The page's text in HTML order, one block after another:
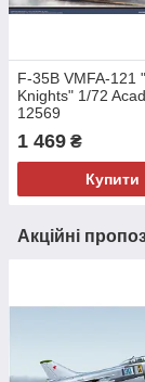
F-35B VMFA-121
Knights" 1/72
12569
1 469 ₴
Купити
Акційні